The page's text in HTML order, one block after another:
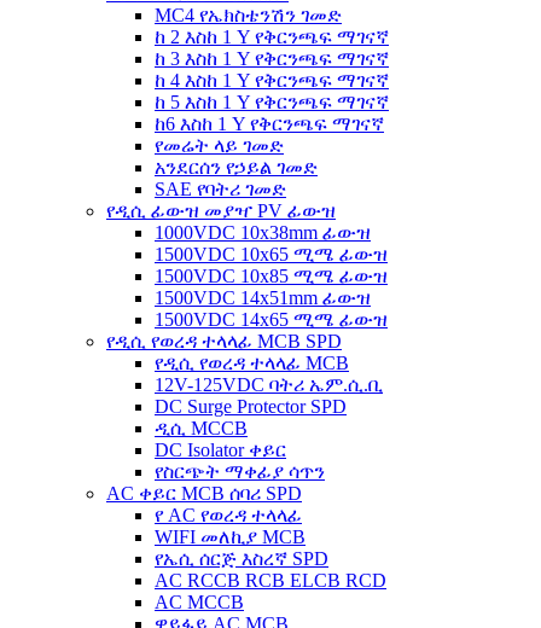
MC4 የኤክስቴንሽን ገመድ
ከ 2 እስከ 1 Y የቅርንጫፍ ማገናኛ
ከ 3 እስከ 1 Y የቅርንጫፍ ማገናኛ
ከ 4 እስከ 1 Y የቅርንጫፍ ማገናኛ
ከ 5 እስከ 1 Y የቅርንጫፍ ማገናኛ
ከ6 እስከ 1 Y የቅርንጫፍ ማገናኛ
የመሬት ላይ ገመድ
አንደርሰን የኃይል ገመድ
SAE የባትሪ ገመድ
የዲሲ ፊውዝ መያዣ PV ፊውዝ
1000VDC 10x38mm ፊውዝ
1500VDC 10x65 ሚሜ ፊውዝ
1500VDC 10x85 ሚሜ ፊውዝ
1500VDC 14x51mm ፊውዝ
1500VDC 14x65 ሚሜ ፊውዝ
የዲሲ የወረዳ ተላላፊ MCB SPD
የዲሲ የወረዳ ተላላፊ MCB
12V-125VDC ባትሪ ኤም.ሲ.ቢ
DC Surge Protector SPD
ዲሲ MCCB
DC Isolator ቀይር
የስርጭት ማቀፊያ ሳጥን
AC ቀይር MCB ሰባሪ SPD
የ AC የወረዳ ተላላፊ
WIFI መለኪያ MCB
የኤሲ ሰርጅ እስረኛ SPD
AC RCCB RCB ELCB RCD
AC MCCB
ዋይፋይ AC MCB